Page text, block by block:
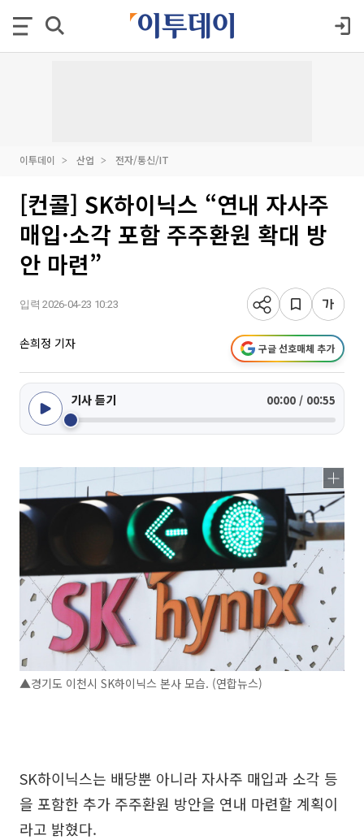
이투데이 산업 전자/통신/IT
[컨콜] SK하이닉스 “연내 자사주
매입·소각 포함 주주환원 확대 방
안 마련”
입력 2026-04-23 10:23
손희정 기자 구글 선호매체 추가
기사 듣기 00:00 / 00:55
▲경기도 이천시 SK하이닉스 본사 모습. (연합뉴스)
SK하이닉스는 배당뿐 아니라 자사주 매입과 소각 등
을 포함한 추가 주주환원 방안을 연내 마련할 계획이
라고 밝혔다.